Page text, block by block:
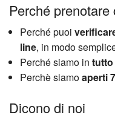
Perché prenotare
Perché puoi
line, in modo
Perché siamo in tutto
Perchè siamoaperti
Dicono di noi